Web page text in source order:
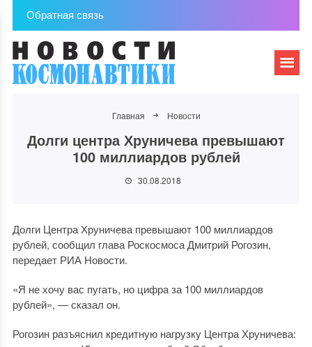
Обратная связь
Главная Новости
Долги центра Хруничева превышают
100 миллиардов рублей
30.08.2018
Долги Центра Хруничева превышают 100 миллиардов
рублей, сообщил глава Роскосмоса Дмитрий Рогозин,
передает РИА Новости.
«Я не хочу вас пугать, но цифра за 100 миллиардов
рублей», — сказал он.
Рогозин разъяснил кредитную нагрузку Центра Хруничева: